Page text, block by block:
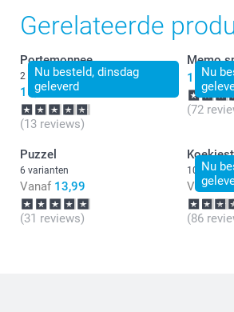
Gerelateerde
Nu besteld, dinsdag
geleverd
Portemonnee
2 varianten
15,99
(13 reviews)
Nu
Memo
15,99
(72
Puzzel
6 varianten
Vanaf 13,99
(31 reviews)
Nu
10
Vanaf
(86